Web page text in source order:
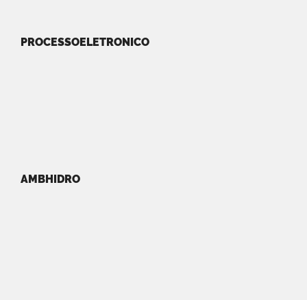
PROCESSOELETRONICO
AMBHIDRO